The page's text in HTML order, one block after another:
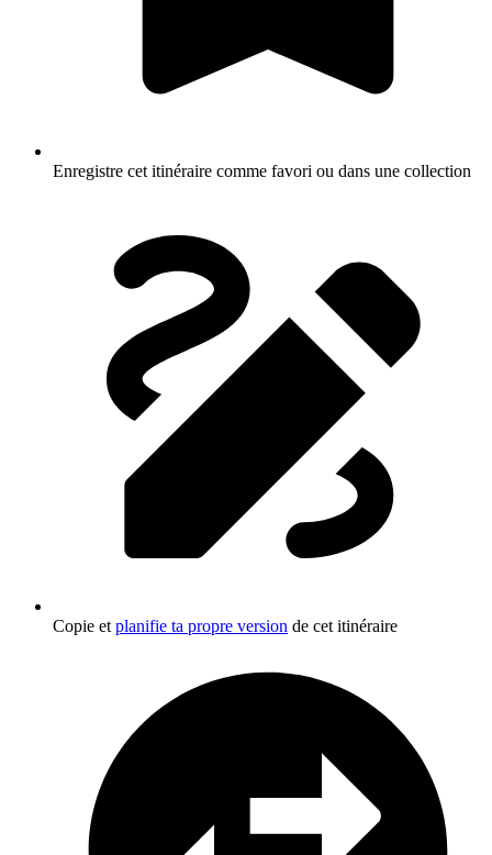
Enregistre cet itinéraire comme favori ou dans une collection
Copie et planifie ta propre version de cet itinéraire